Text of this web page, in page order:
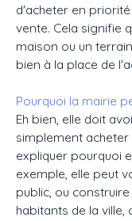
d'acheter en
vente. Cela signifie
maison ou un
bien à la place de
Pourquoi la mairie
Eh bien, elle doit
simplement
expliquer pourquoi
exemple, elle peut
public, ou
habitants de la